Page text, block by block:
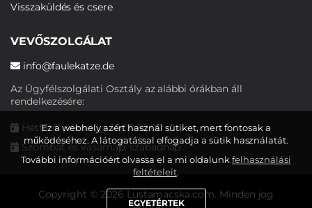
Visszaküldés és csere
VEVŐSZOLGÁLAT
info@faulekatze.de
Az Ügyfélszolgálati Osztály az alábbi órákban áll
rendelkezésére:
Hétfőtől péntekig: 10:00-19:00
Szombat és vasárnap: szabadnap
Copyright © 2026 Lustamacska.com. Minden jog
Ez a webhely azért használ sütiket, mert fontosak a
működéséhez. A látogatással elfogadja a sütik használatát.
További információért olvassa el a mi oldalunkfelhasználási
feltételeit.
EGYETÉRTEK